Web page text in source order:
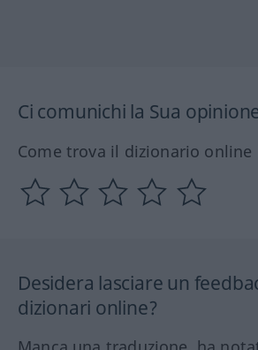
Ci comunichi la Sua
Come trova il dizionario online
Desidera lasciare un
dizionari online?